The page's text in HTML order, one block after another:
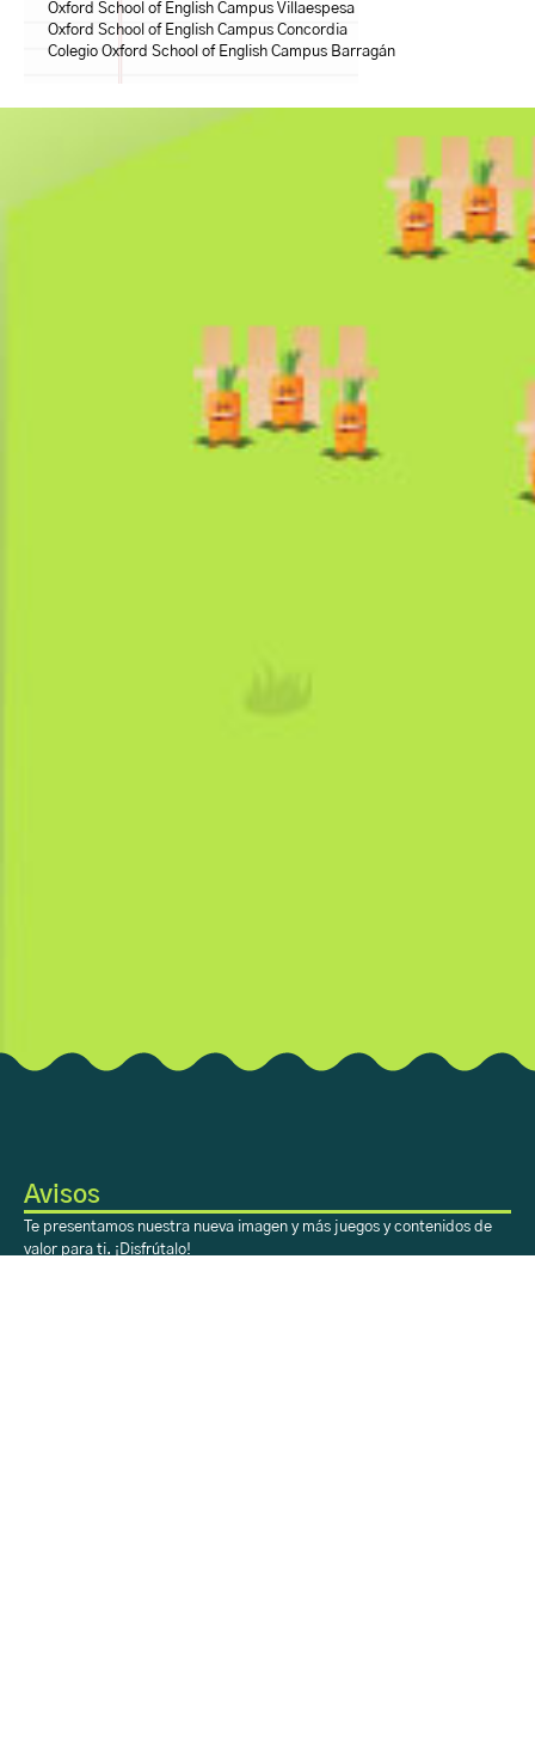
Oxford School of English Campus Villaespesa
Oxford School of English Campus Concordia
Colegio Oxford School of English Campus Barragán
Avisos
Te presentamos nuestra nueva imagen y más juegos y contenidos de
valor para ti. ¡Disfrútalo!